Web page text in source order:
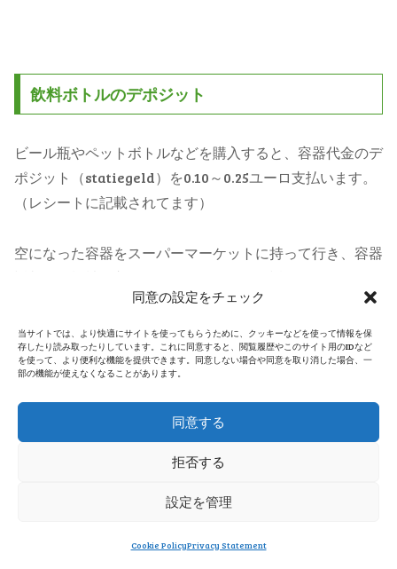
同意の設定をチェック
当サイトでは、より快適にサイトを使ってもらうために、クッキーなどを使って情報を保
存したり読み取ったりしています。これに同意すると、閲覧履歴やこのサイト用のIDなど
を使って、より便利な機能を提供できます。同意しない場合や同意を取り消した場合、一
部の機能が使えなくなることがあります。
同意する
拒否する
設定を管理
Cookie PolicyPrivacy Statement
飲料ボトルのデポジット
ビール瓶やペットボトルなどを購入すると、容器代金のデ
ポジット（statiegeld）を0.10～0.25ユーロ支払います。
（レシートに記載されてます）
空になった容器をスーパーマーケットに持って行き、容器
返却用の機械に入れると、デポジットが返ってくるシステ